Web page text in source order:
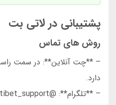
پشتیبانی در لاتی بت
روش های تماس
– **چت آنلاین**: در سمت
دارد.
– **تلگرام**: @latibet_support (پاسخ در کمتر از 5 دقیقه)